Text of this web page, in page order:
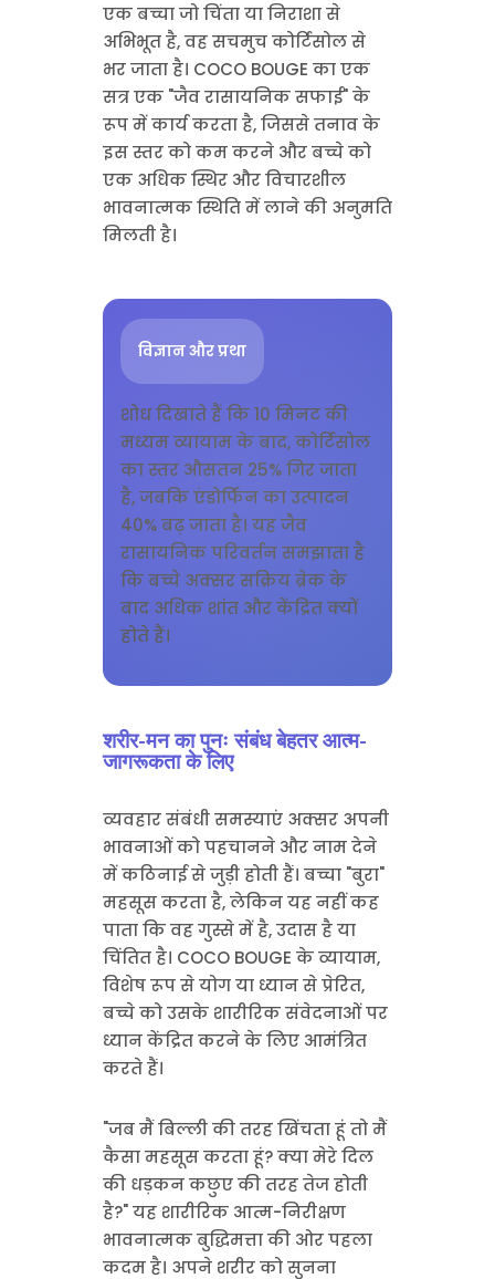
एक बच्चा जो चिंता या निराशा से
अभिभूत है, वह सचमुच कोर्टिसोल से
भर जाता है। COCO BOUGE का एक
सत्र एक "जैव रासायनिक सफाई" के
रूप में कार्य करता है, जिससे तनाव के
इस स्तर को कम करने और बच्चे को
एक अधिक स्थिर और विचारशील
भावनात्मक स्थिति में लाने की अनुमति
मिलती है।
विज्ञान और प्रथा
शोध दिखाते हैं कि 10 मिनट की
मध्यम व्यायाम के बाद, कोर्टिसोल
का स्तर औसतन 25% गिर जाता
है, जबकि एंडोर्फिन का उत्पादन
40% बढ़ जाता है। यह जैव
रासायनिक परिवर्तन समझाता है
कि बच्चे अक्सर सक्रिय ब्रेक के
बाद अधिक शांत और केंद्रित क्यों
होते हैं।
शरीर-मन का पुनः संबंध बेहतर आत्म-
जागरूकता के लिए
व्यवहार संबंधी समस्याएं अक्सर अपनी
भावनाओं को पहचानने और नाम देने
में कठिनाई से जुड़ी होती हैं। बच्चा "बुरा"
महसूस करता है, लेकिन यह नहीं कह
पाता कि वह गुस्से में है, उदास है या
चिंतित है। COCO BOUGE के व्यायाम,
विशेष रूप से योग या ध्यान से प्रेरित,
बच्चे को उसके शारीरिक संवेदनाओं पर
ध्यान केंद्रित करने के लिए आमंत्रित
करते हैं।
"जब मैं बिल्ली की तरह खिंचता हूं तो मैं
कैसा महसूस करता हूं? क्या मेरे दिल
की धड़कन कछुए की तरह तेज होती
है?" यह शारीरिक आत्म-निरीक्षण
भावनात्मक बुद्धिमत्ता की ओर पहला
कदम है। अपने शरीर को सुनना